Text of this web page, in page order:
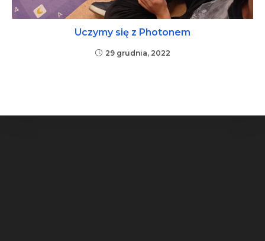
Uczymy się z Photonem
29 grudnia, 2022